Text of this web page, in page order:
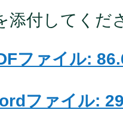
添付してくだ
ファイル:
ファイル: